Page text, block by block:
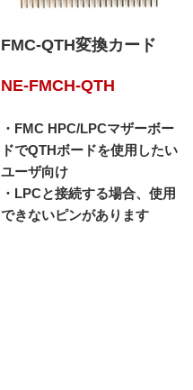
FMC-QTH変換カード
NE-FMCH-QTH
・FMC HPC/LPCマザーボー
ドでQTHボードを使用したい
ユーザ向け
・LPCと接続する場合、使用
できないピンがあります